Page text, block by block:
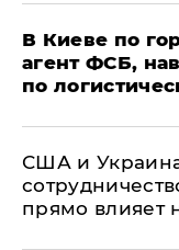
В Киеве по
агент ФСБ,
по
США и
прямо влияет